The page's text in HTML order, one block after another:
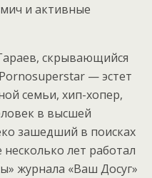
и активные
скрывающийся
— эстет
семьи, хип-хопер,
в высшей
зашедший в поисках
лет работал
журнала «Ваш Досуг»